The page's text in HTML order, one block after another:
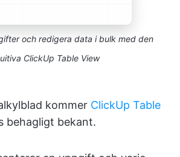
och redigera data i bulk med den
ClickUp Table View
kommer ClickUp Table
behagligt bekant.